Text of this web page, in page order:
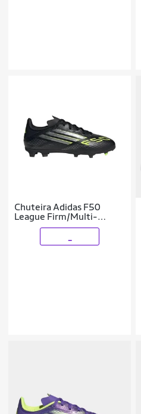
Chuteira Adidas F50
League Firm/Multi-
Ground Infantil